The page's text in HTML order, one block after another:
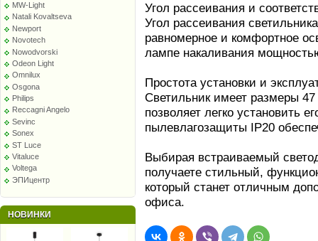
MW-Light
Natali Kovaltseva
Newport
Novotech
Nowodvorski
Odeon Light
Omnilux
Osgona
Philips
Reccagni Angelo
Sevinc
Sonex
ST Luce
Vitaluce
Voltega
ЭПИцентр
НОВИНКИ
Угол рассеивания и
Угол рассеивания
равномерное и комфортное
лампе накаливания
Простота установки и
Светильник имеет размеры
позволяет легко установить
пылевлагозащиты IP20
Выбирая встраиваемый
получаете стильный,
который станет отличным
офиса.